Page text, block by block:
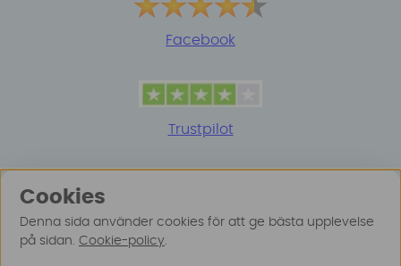
Facebook
Trustpilot
Cookies
Denna sida använder cookies för att ge bästa upplevelse
på sidan. Cookie-policy.